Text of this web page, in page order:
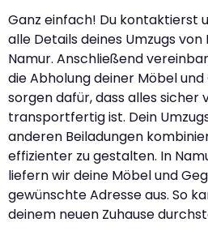
Ganz einfach! Du kontaktierst
alle Details deines Umzugs
Namur. Anschließend
die Abholung deiner Möbel
sorgen dafür, dass alles sicher
transportfertig ist. Dein
anderen Beiladungen
effizienter zu gestalten. In
liefern wir deine Möbel und
gewünschte Adresse aus. So
deinem neuen Zuhause